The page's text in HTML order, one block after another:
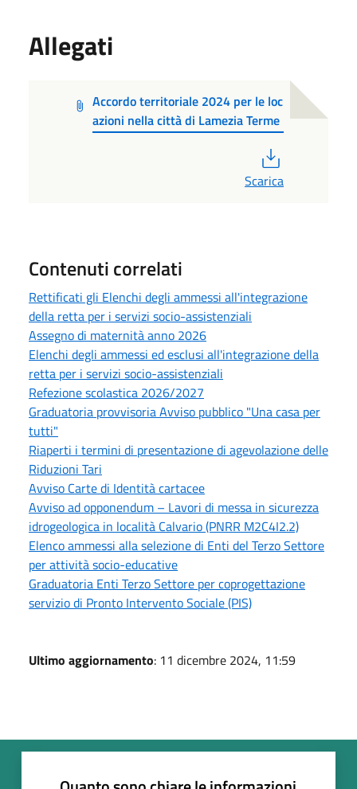
Allegati
Accordo territoriale 2024 per le loc
azioni nella città di Lamezia Terme
Scarica
Contenuti correlati
Rettificati gli Elenchi degli ammessi all'integrazione
della retta per i servizi socio-assistenziali
Assegno di maternità anno 2026
Elenchi degli ammessi ed esclusi all'integrazione della
retta per i servizi socio-assistenziali
Refezione scolastica 2026/2027
Graduatoria provvisoria Avviso pubblico "Una casa per
tutti"
Riaperti i termini di presentazione di agevolazione delle
Riduzioni Tari
Avviso Carte di Identità cartacee
Avviso ad opponendum – Lavori di messa in sicurezza
idrogeologica in località Calvario (PNRR M2C4I2.2)
Elenco ammessi alla selezione di Enti del Terzo Settore
per attività socio-educative
Graduatoria Enti Terzo Settore per coprogettazione
servizio di Pronto Intervento Sociale (PIS)
Ultimo aggiornamento: 11 dicembre 2024, 11:59